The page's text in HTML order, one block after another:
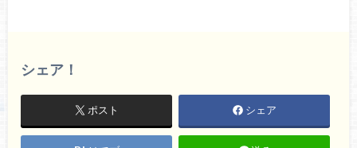
シェア！
ポスト シェア